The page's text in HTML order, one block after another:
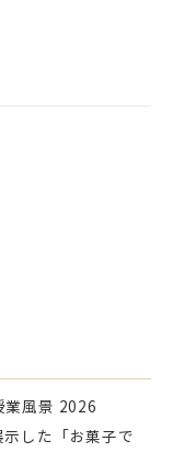
業風景 2026
した「お菓子で